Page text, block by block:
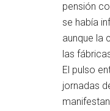
pensión
se había
aunque la
las
El pulso
jornadas